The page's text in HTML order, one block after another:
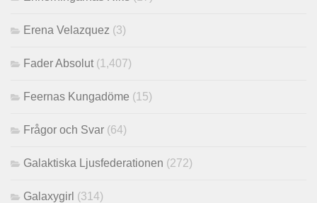
Erena Velazquez (3)
Fader Absolut (1,407)
Feernas Kungadöme (15)
Frågor och Svar (64)
Galaktiska Ljusfederationen (272)
Galaxygirl (314)